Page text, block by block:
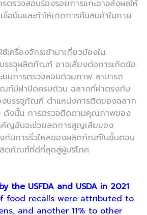
รวจสอบร่องรอยการแกะอาจส่งผลให้
อมั่นและทำให้เกิดการคืนสินค้าในภาย
ช้เครื่องจักรเข้ามาเกี่ยวข้องใน
รรจุุผลิตภัณฑ์ อาจเสี่ยงต่อการเกิดข้อ
บการตรวจสอบด้วยภาพ สามารถ
ฑ์มีฝาปิดครบถ้วน ฉลากที่ฝาตรงกับ
บรรจุภัณฑ์ ตำแหน่งการติดของฉลาก
ดังนั้น การตรวจติดตามคุณภาพของ
ญอันจะช่วยลดการสูญเสียของ
นการรั่วไหลของผลิตภัณฑ์ในขั้นตอน
ตภัณฑ์ที่ดีที่สุดสู่ผู้บริโภค
the USFDA and USDA in 2021
food recalls were attributed to
and another 11% to other